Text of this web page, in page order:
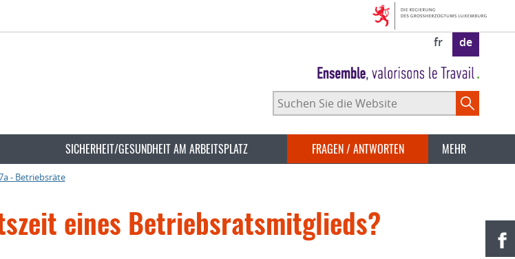
fr de
Suchen
Sie
Website
SICHERHEIT/GESUNDHEIT AM ARBEITSPLATZ FRAGEN / ANTWORTEN MEHR
- Betriebsräte
eines Betriebsratsmitglieds?